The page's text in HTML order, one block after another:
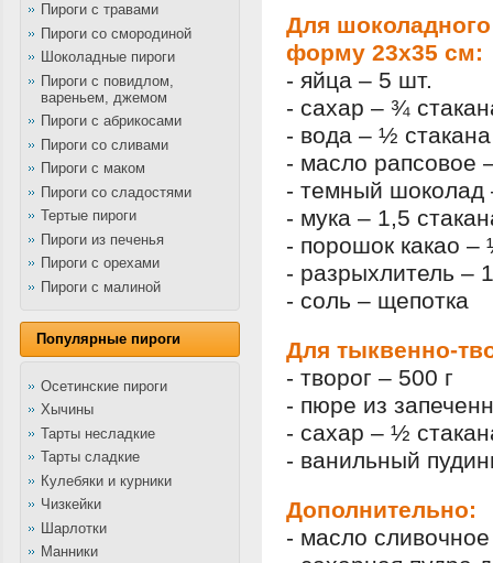
Пироги с травами
Пироги со смородиной
Шоколадные пироги
Пироги с повидлом,
вареньем, джемом
Пироги с абрикосами
Пироги со сливами
Пироги с маком
Пироги со сладостями
Тертые пироги
Пироги из печенья
Пироги с орехами
Пироги с малиной
Популярные пироги
Осетинские пироги
Хычины
Тарты несладкие
Тарты сладкие
Кулебяки и курники
Чизкейки
Шарлотки
Манники
Для шоколадного
форму 23х35 см:
- яйца – 5 шт.
- сахар – ¾
- вода – ½ стакана
- масло рапсовое
- темный шоколад
- мука – 1,5
- порошок какао –
- разрыхлитель –
- соль – щепотка
Для тыквенно-
- творог – 500 г
- пюре из
- сахар – ½
- ванильный
Дополнительно:
- масло